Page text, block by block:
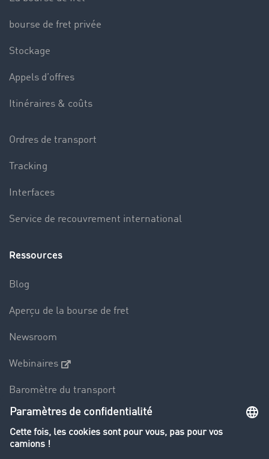
bourse de fret privée
Stockage
Appels d’offres
Itinéraires & coûts
Ordres de transport
Tracking
Interfaces
Service de recouvrement international
Ressources
Blog
Aperçu de la bourse de fret
Newsroom
Webinaires
Baromètre du transport
Le dictionnaire du transport
Interdiction de circulation des poids lourds